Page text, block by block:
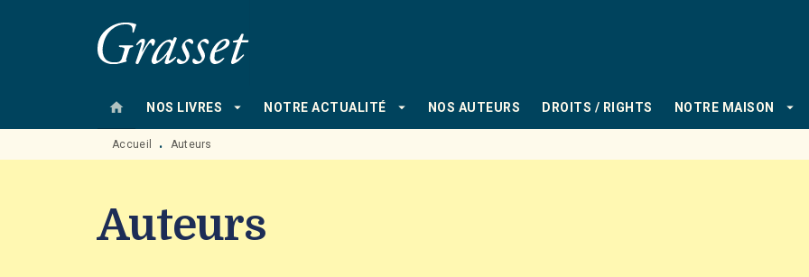
MENU RECHERCHE
home NOS LIVRES arrow_drop_down NOTRE ACTUALITÉ arrow_drop_down NOS AUTEURS DROITS / RIGHTS NOTRE MAISON arrow_drop_down
Accueil • Auteurs
Auteurs